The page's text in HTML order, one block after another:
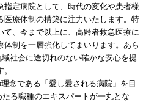
指定病院として、時代の変化や患者様
療体制の構築に注力いたします。特
、今まで以上に、高齢者救急医療に
制を一層強化してまいります。あら
社会に途切れのない確かな安心を提
念である「愛し愛される病院」を目
る職種のエキスパートが一丸とな